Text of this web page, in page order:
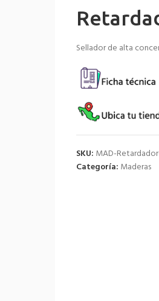
Sellador de alta
SKU: MAD-
Categoría: Maderas